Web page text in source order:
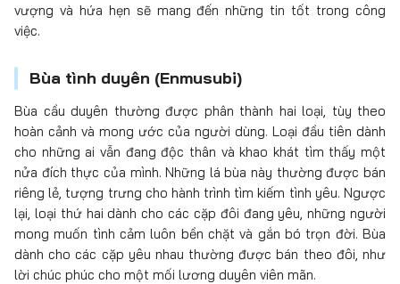
vượng và hứa hẹn sẽ mang đến những tin tốt trong công
việc.
Bùa tình duyên (Enmusubi)
Bùa cầu duyên thường được phân thành hai loại, tùy theo
hoàn cảnh và mong ước của người dùng. Loại đầu tiên dành
cho những ai vẫn đang độc thân và khao khát tìm thấy một
nửa đích thực của mình. Những lá bùa này thường được bán
riêng lẻ, tượng trưng cho hành trình tìm kiếm tình yêu. Ngược
lại, loại thứ hai dành cho các cặp đôi đang yêu, những người
mong muốn tình cảm luôn bền chặt và gắn bó trọn đời. Bùa
dành cho các cặp yêu nhau thường được bán theo đôi, như
lời chúc phúc cho một mối lương duyên viên mãn.